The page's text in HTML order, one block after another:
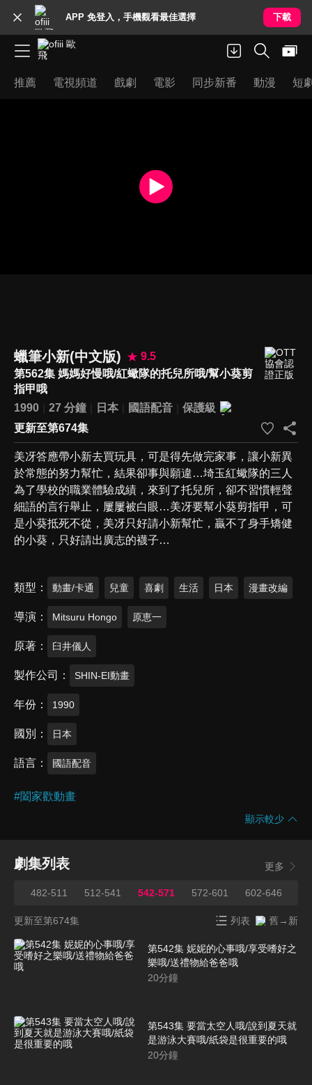
APP 免登入，手機觀看最佳選擇 下載
推薦 電視頻道 戲劇 電影 同步新番 動漫 短
蠟筆小新(中文版)
9.5
第562集 媽媽好慢哦/紅蠍隊的托兒所哦/幫小葵剪
指甲哦
1990
27 分鐘 日本 國語配音
保護級
更新至第674集
美冴答應帶小新去買玩具，可是得先做完家事，讓小新異
於常態的努力幫忙，結果卻事與願違…埼玉紅蠍隊的三人
為了學校的職業體驗成績，來到了托兒所，卻不習慣輕聲
細語的言行舉止，屢屢被白眼…美冴要幫小葵剪指甲，可
是小葵抵死不從，美冴只好請小新幫忙，贏不了身手矯健
的小葵，只好請出廣志的襪子…
類型 動畫/卡通 兒童 喜劇 生活 日本 漫畫改編
導演 Mitsuru Hongo 原恵一
原著 臼井儀人
製作公司 SHIN-EI動畫
年份 1990
國別 日本
語言 國語配音
#闔家歡動畫
顯示較少
劇集列表 更多
482-511 512-541 542-571 572-601 602-646
更新至第674集 列表 舊→新
第542集 妮妮的心事哦/享受嗜好之
樂哦/送禮物給爸爸哦
20分鐘
第543集 要當太空人哦/說到夏天就
是游泳大賽哦/紙袋是很重要的哦
20分鐘